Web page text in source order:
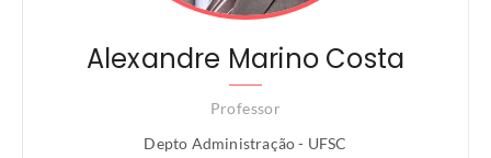
Alexandre Marino Costa
Professor
Depto Administração - UFSC